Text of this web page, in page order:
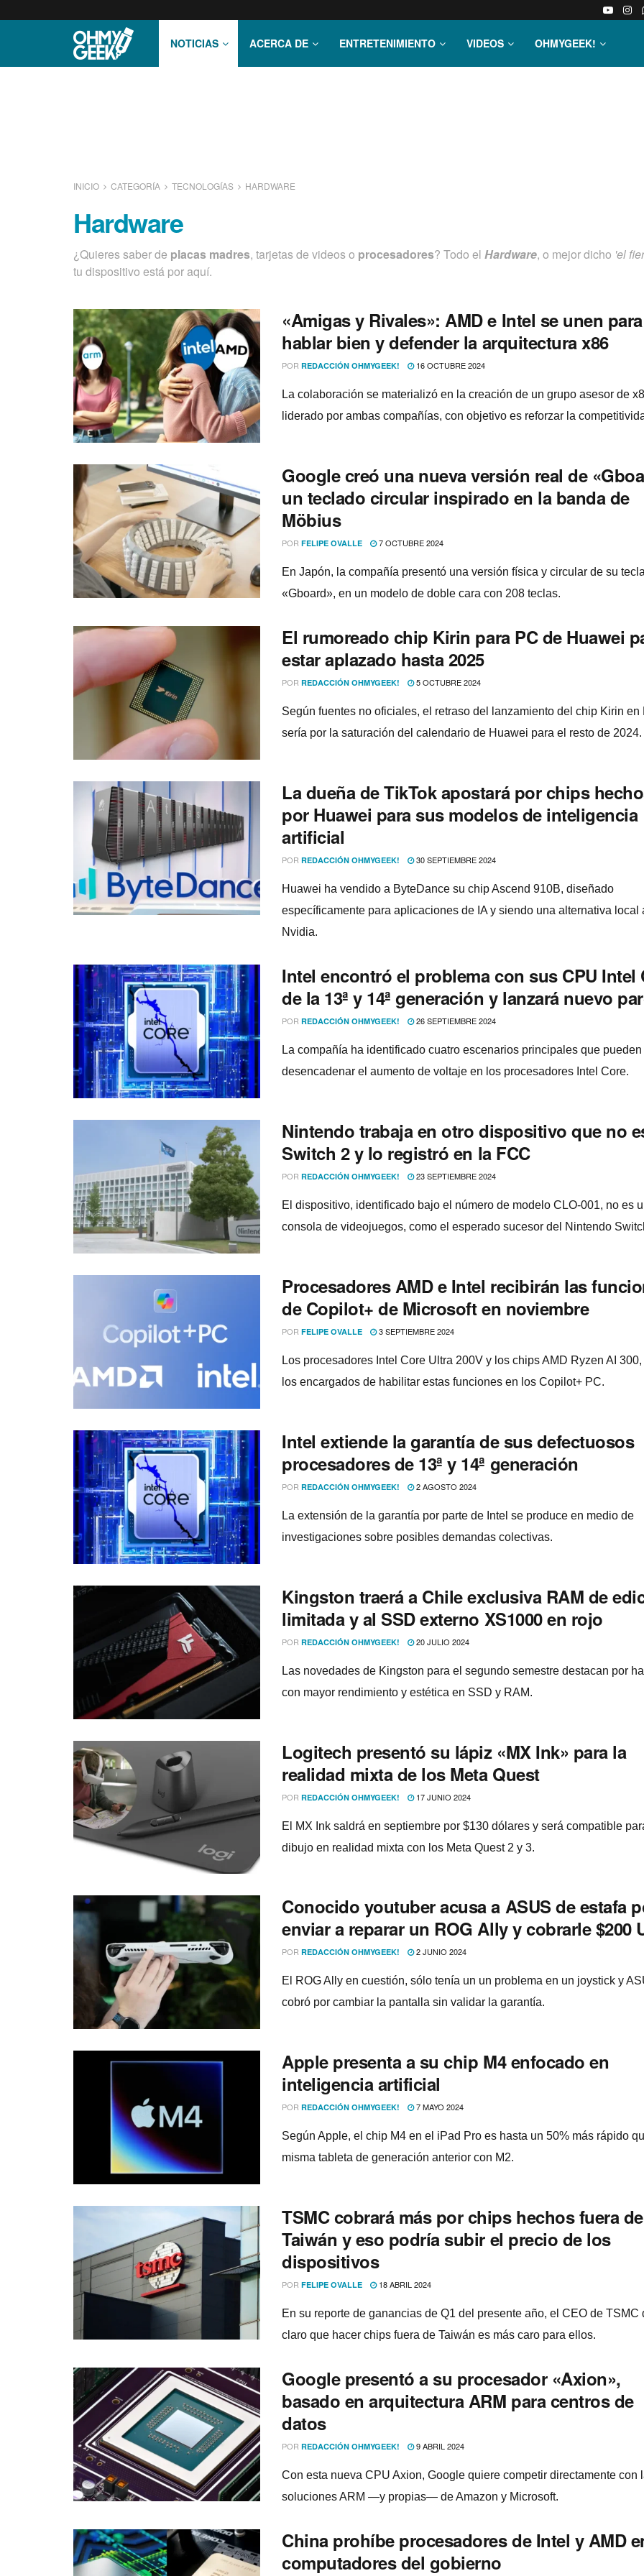
NOTICIAS ACERCA DE ENTRETENIMIENTO VIDEOS OHMYGEEK!
INICIO CATEGORÍA TECNOLOGÍ­AS HARDWARE
Hardware
¿Quieres saber de placas madres, tarjetas de videos o procesadores? Todo el Hardware, o mejor dicho 'el
tu dispositivo está por aquí­.
«Amigas y Rivales»: AMD e Intel se unen para
hablar bien y defender la arquitectura x86
POR REDACCIÓN OHMYGEEK! 16 OCTUBRE 2024
La colaboración se materializó en la creación de un grupo asesor de
liderado por ambas compañías, con objetivo es reforzar la
Google creó una nueva versión real de
un teclado circular inspirado en la banda de
Möbius
POR FELIPE OVALLE 7 OCTUBRE 2024
En Japón, la compañía presentó una versión física y circular de su
«Gboard», en un modelo de doble cara con 208 teclas.
El rumoreado chip Kirin para PC de Huawei
estar aplazado hasta 2025
POR REDACCIÓN OHMYGEEK! 5 OCTUBRE 2024
Según fuentes no oficiales, el retraso del lanzamiento del chip Kirin en
sería por la saturación del calendario de Huawei para el resto de 2024.
La dueña de TikTok apostará por chips
por Huawei para sus modelos de inteligencia
artificial
POR REDACCIÓN OHMYGEEK! 30 SEPTIEMBRE 2024
Huawei ha vendido a ByteDance su chip Ascend 910B, diseñado
específicamente para aplicaciones de IA y siendo una alternativa local
Nvidia.
Intel encontró el problema con sus CPU Intel
de la 13ª y 14ª generación y lanzará nuevo
POR REDACCIÓN OHMYGEEK! 26 SEPTIEMBRE 2024
La compañía ha identificado cuatro escenarios principales que pueden
desencadenar el aumento de voltaje en los procesadores Intel Core.
Nintendo trabaja en otro dispositivo que no
Switch 2 y lo registró en la FCC
POR REDACCIÓN OHMYGEEK! 23 SEPTIEMBRE 2024
El dispositivo, identificado bajo el número de modelo CLO-001, no es
consola de videojuegos, como el esperado sucesor del Nintendo
Procesadores AMD e Intel recibirán las
de Copilot+ de Microsoft en noviembre
POR FELIPE OVALLE 3 SEPTIEMBRE 2024
Los procesadores Intel Core Ultra 200V y los chips AMD Ryzen AI 300,
los encargados de habilitar estas funciones en los Copilot+ PC.
Intel extiende la garantía de sus defectuosos
procesadores de 13ª y 14ª generación
POR REDACCIÓN OHMYGEEK! 2 AGOSTO 2024
La extensión de la garantía por parte de Intel se produce en medio de
investigaciones sobre posibles demandas colectivas.
Kingston traerá a Chile exclusiva RAM de
limitada y al SSD externo XS1000 en rojo
POR REDACCIÓN OHMYGEEK! 20 JULIO 2024
Las novedades de Kingston para el segundo semestre destacan por
con mayor rendimiento y estética en SSD y RAM.
Logitech presentó su lápiz «MX Ink» para la
realidad mixta de los Meta Quest
POR REDACCIÓN OHMYGEEK! 17 JUNIO 2024
El MX Ink saldrá en septiembre por $130 dólares y será compatible
dibujo en realidad mixta con los Meta Quest 2 y 3.
Conocido youtuber acusa a ASUS de estafa
enviar a reparar un ROG Ally y cobrarle $200
POR REDACCIÓN OHMYGEEK! 2 JUNIO 2024
El ROG Ally en cuestión, sólo tenía un un problema en un joystick y
cobró por cambiar la pantalla sin validar la garantía.
Apple presenta a su chip M4 enfocado en
inteligencia artificial
POR REDACCIÓN OHMYGEEK! 7 MAYO 2024
Según Apple, el chip M4 en el iPad Pro es hasta un 50% más rápido
misma tableta de generación anterior con M2.
TSMC cobrará más por chips hechos fuera de
Taiwán y eso podría subir el precio de los
dispositivos
POR FELIPE OVALLE 18 ABRIL 2024
En su reporte de ganancias de Q1 del presente año, el CEO de TSMC
claro que hacer chips fuera de Taiwán es más caro para ellos.
Google presentó a su procesador «Axion»,
basado en arquitectura ARM para centros de
datos
POR REDACCIÓN OHMYGEEK! 9 ABRIL 2024
Con esta nueva CPU Axion, Google quiere competir directamente con
soluciones ARM —y propias— de Amazon y Microsoft.
China prohíbe procesadores de Intel y AMD
computadores del gobierno